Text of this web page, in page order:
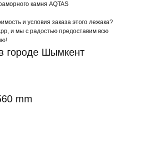
камня AQTAS
и условия заказа этого лежака?
и мы с радостью предоставим всю
городе Шымкент
mm